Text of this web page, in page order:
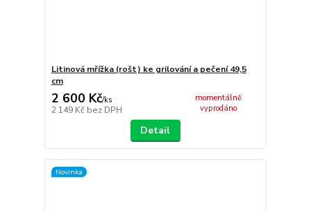
Litinová mřížka (rošt) ke grilování a pečení 49,5
cm
2 600 Kč/ks
2 149 Kč bez DPH
momentálně
vyprodáno
Detail
Novinka